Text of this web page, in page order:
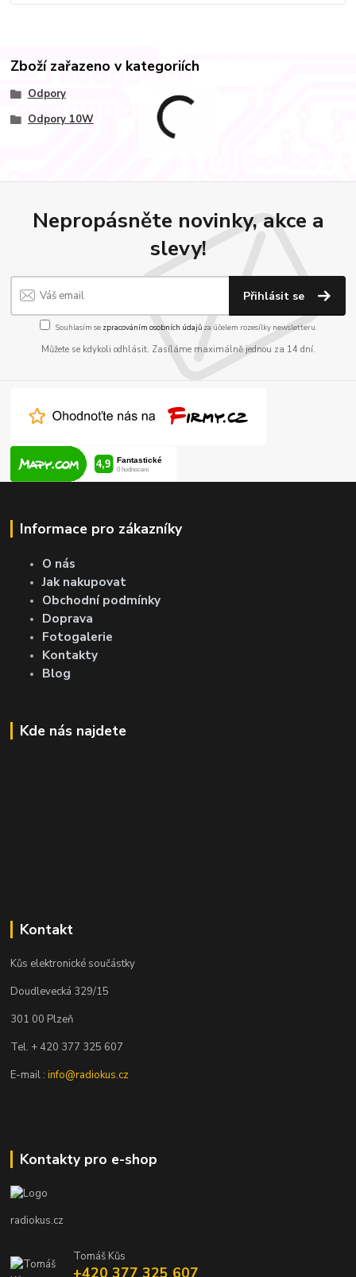
Zboží zařazeno v kategoriích
Odpory
Odpory 10W
Nepropásněte novinky, akce a
slevy!
Přihlásit se
Souhlasím se zpracováním osobních údajůza účelem rozesílky newsletteru.
Můžete se kdykoli odhlásit. Zasíláme maximálně jednou za 14 dní.
Informace pro zákazníky
O nás
Jak nakupovat
Obchodní podmínky
Doprava
Fotogalerie
Kontakty
Blog
Kde nás najdete
Kontakt
Kůs elektronické součástky
Doudlevecká 329/15
301 00 Plzeň
Tel. + 420 377 325 607
E-mail :info@radiokus.cz
Kontakty pro e-shop
radiokus.cz
Tomáš Kůs